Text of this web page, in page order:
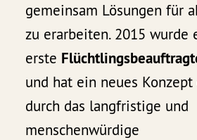
gemeinsam Lösungen für
zu erarbeiten. 2015 wurde
erste
und hat ein neues
durch das langfristige und
menschenwürdige